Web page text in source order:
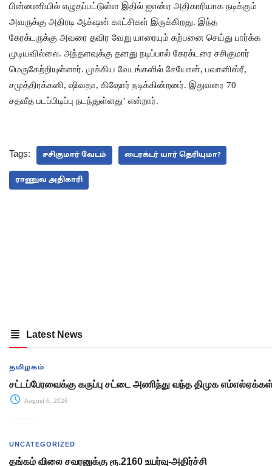
பின்னணியில் எழுதப்பட்டுள்ள இதில் ஐஎன்ஏ அதிகாரியாக நடிக்கும்
அவருக்கு அதிரடி ஆக்‌ஷன் காட்சிகள் இருக்கிறது. இந்த
கேரக்டருக்கு அவரை தவிர வேறு யாரையும் கற்பனை செய்து பார்க்க
முடியவில்லை. அந்தளவுக்கு தனது நடிப்பால் கேரக்டரை சசிகுமார்
மெருகேற்றியுள்ளார். முக்கிய வேடங்களில் சேயோன், பவானிஸ்ரீ,
சமுத்திரக்கனி, ஷிவதா, கிஷோர் நடிக்கின்றனர். இதுவரை 70
சதவீத படப்பிடிப்பு நடந்துள்ளது’ என்றார்.
Tags: சசிகுமார் வேடம் டைரக்டர் யார் தெரியுமா?
ராணுவ அதிகாரி
Latest News
தமிழகம்
சட்டப்பேரவைக்கு கருப்பு சட்டை அணிந்து வந்த திமுக
August 6, 2026
UNCATEGORIZED
தங்கம் விலை சவரனுக்கு ரூ.2160 உயர்வு-அதிர்ச்சி